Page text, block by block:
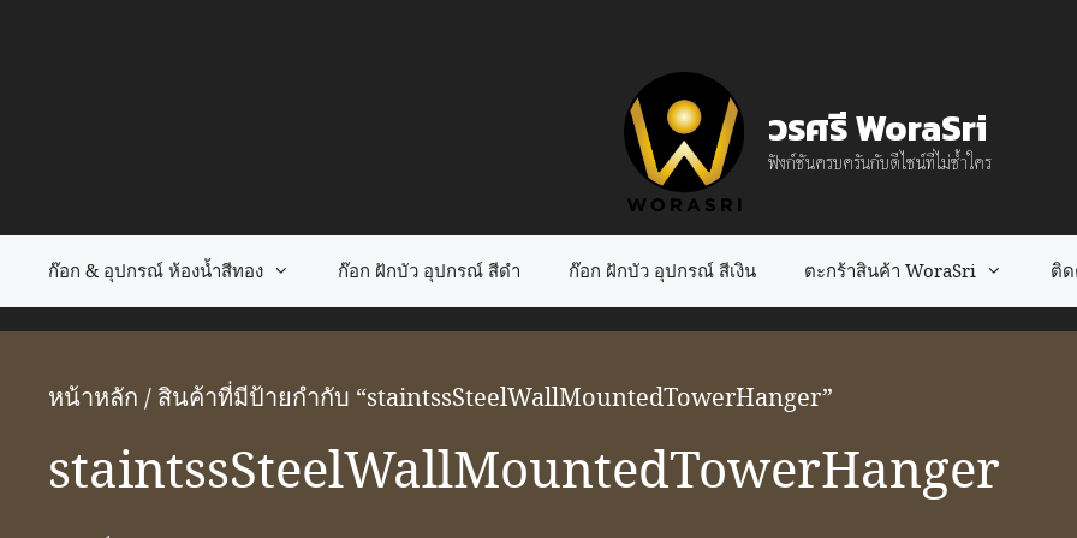
วรศรี WoraSri
ฟังก์ชันครบครันกับดีไซน์ที่ไม่ซ้ำใคร
ก๊อก & อุปกรณ์ ห้องน้ำสีทอง ก๊อก ฝักบัว อุปกรณ์ สีดำ ก๊อก ฝักบัว อุปกรณ์ สีเงิน ตะกร้าสินค้า WoraSri ติ
หน้าหลัก / สินค้าที่มีป้ายกำกับ “staintssSteelWallMountedTowerHanger”
staintssSteelWallMountedTowerHanger